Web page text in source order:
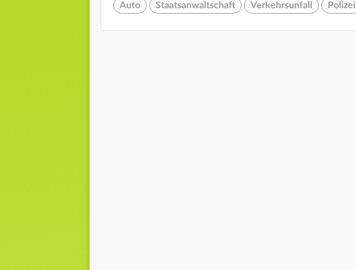
Auto Staatsanwaltschaft Verkehrsunfall Polizei